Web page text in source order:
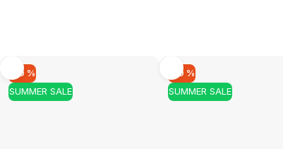
SUMMER SALE
–10 %
SUMMER SALE
–10 %